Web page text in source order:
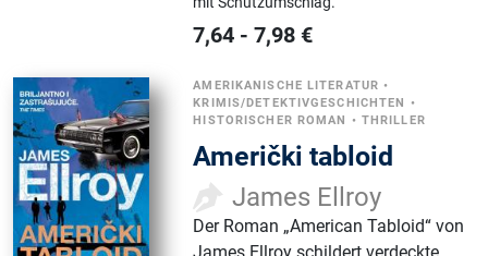
7,64 -7,98 €
AMERIKANISCHE LITERATUR •
KRIMIS/DETEKTIVGESCHICHTEN
•
HISTORISCHER ROMAN
• THRILLER
Američki tabloid
James Ellroy
Der Roman „American Tabloid“ von